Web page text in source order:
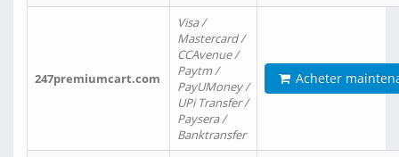
247premiumcart.com
Visa /
Mastercard /
CCAvenue /
Paytm /
PayUMoney /
UPi Transfer /
Paysera /
Banktransfer
Acheter